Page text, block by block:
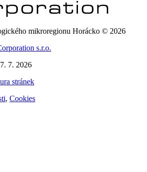
mikroregionu Horácko © 2026
s.r.o.
7. 2026
stránek
, Cookies